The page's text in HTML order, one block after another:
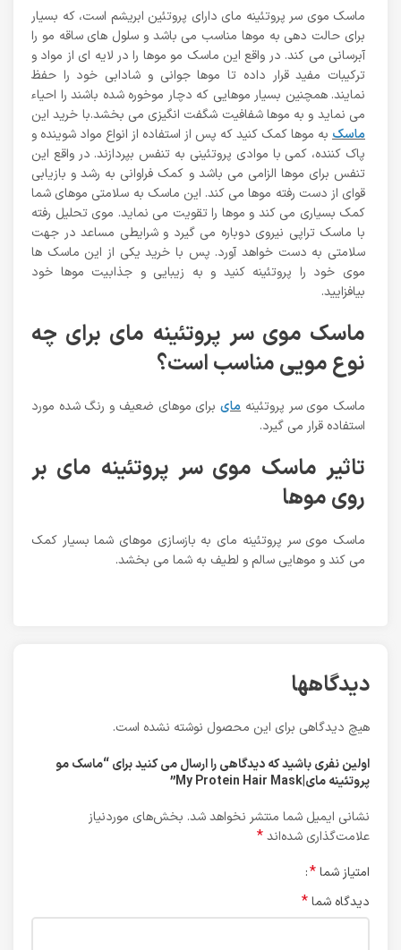
ماسک موی سر پروتئینه مای دارای پروتئین ابریشم است، که بسیار
برای حالت دهی به موها مناسب می باشد و سلول های ساقه مو را
آبرسانی می کند. در واقع این ماسک مو موها را در لایه ای از مواد و
ترکیبات مفید قرار داده تا موها جوانی و شادابی خود را حفظ
نمایند. همچنین بسیار موهایی که دچار موخوره شده باشند را احیاء
می نماید و به موها شفافیت شگفت انگیزی می بخشد.با خرید این
ماسک به موها کمک کنید که پس از استفاده از انواع مواد شوینده و
پاک کننده، کمی با موادی پروتئینی به تنفس بپردازند. در واقع این
تنفس برای موها الزامی می باشد و کمک فراوانی به رشد و بازیابی
قوای از دست رفته موها می کند. این ماسک به سلامتی موهای شما
کمک بسیاری می کند و موها را تقویت می نماید. موی تحلیل رفته
با ماسک تراپی نیروی دوباره می گیرد و شرایطی مساعد در جهت
سلامتی به دست خواهد آورد. پس با خرید یکی از این ماسک ها
موی خود را پروتئینه کنید و به زیبایی و جذابیت موها خود
بیافزایید.
ماسک موی سر پروتئینه مای برای چه
نوع مویی مناسب است؟
ماسک موی سر پروتئینه مایبرای موهای ضعیف و رنگ شده مورد
استفاده قرار می گیرد.
تاثیر ماسک موی سر پروتئینه مای بر
روی موها
ماسک موی سر پروتئینه مای به بازسازی موهای شما بسیار کمک
می کند و موهایی سالم و لطیف به شما می بخشد.
دیدگاهها
هیچ دیدگاهی برای این محصول نوشته نشده است.
اولین نفری باشید که دیدگاهی را ارسال می کنید برای “ماسک مو
پروتئینه مای|My Protein Hair Mask”
نشانی ایمیل شما منتشر نخواهد شد. بخش‌های موردنیاز
علامت‌گذاری شده‌اند*
امتیاز شما*
دیدگاه شما*